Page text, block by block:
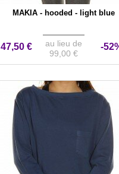
MAKIA - hooded - light blue
47,50 €
au lieu de
99,00 €
-